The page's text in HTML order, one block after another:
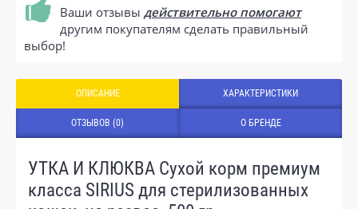
Ваши отзывы действительно помогают
другим покупателям сделать правильный
выбор!
ОПИСАНИЕ ХАРАКТЕРИСТИКИ
ОТЗЫВОВ (0) О БРЕНДЕ
УТКА И КЛЮКВА Сухой корм премиум
класса SIRIUS для стерилизованных